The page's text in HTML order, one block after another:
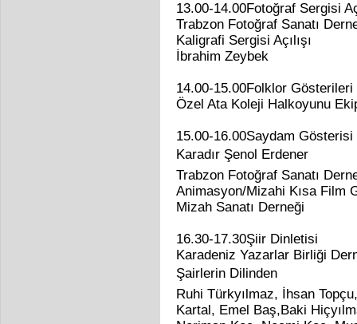
13.00-14.00Fotoğraf Sergisi
Trabzon Fotoğraf Sanatı
Kaligrafi Sergisi Açılışı
İbrahim Zeybek
14.00-15.00Folklor Gösterileri
Özel Ata Koleji Halkoyunu
15.00-16.00Saydam Gösterisi
Karadır Şenol Erdener
Trabzon Fotoğraf Sanatı
Animasyon/Mizahi Kısa Film
Mizah Sanatı Derneği
16.30-17.30Şiir Dinletisi
Karadeniz Yazarlar Birliği
Şairlerin Dilinden
Ruhi Türkyılmaz, İhsan
Kartal, Emel Baş,Baki